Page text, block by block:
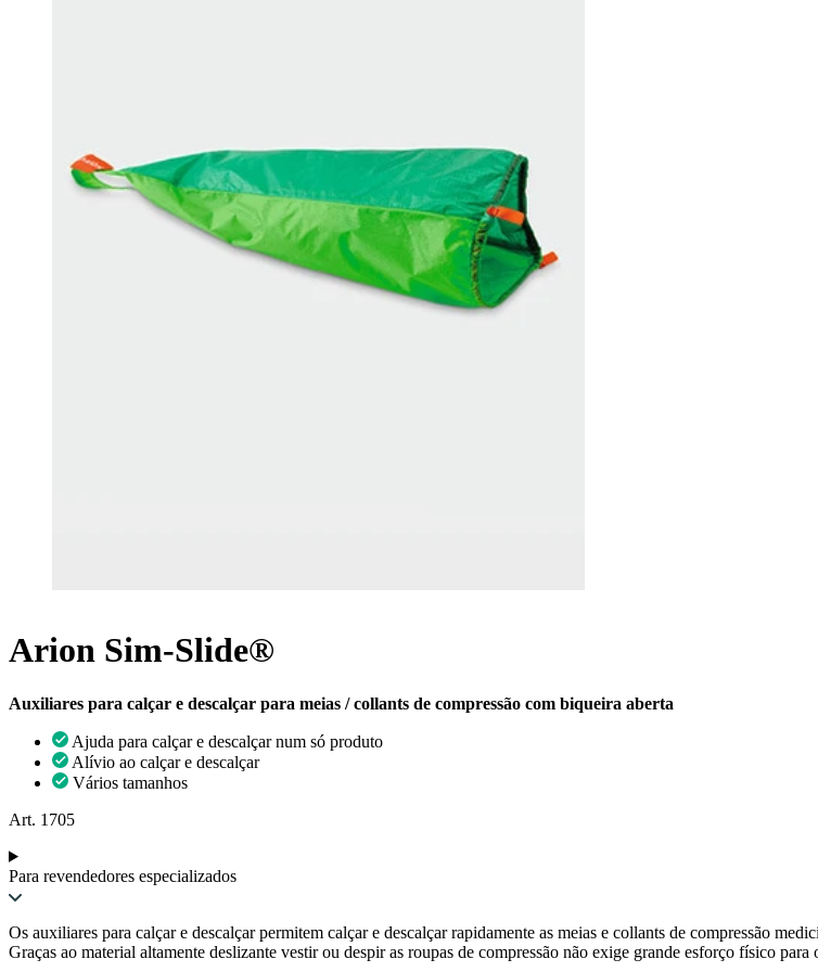
Arion Sim-Slide®
Auxiliares para calçar e descalçar para meias / collants de compressão com biqueira aberta
Ajuda para calçar e descalçar num só produto
Alívio ao calçar e descalçar
Vários tamanhos
Art. 1705
Para revendedores especializados
Os auxiliares para calçar e descalçar permitem calçar e descalçar rapidamente as meias e collants de compressão
Graças ao material altamente deslizante vestir ou despir as roupas de compressão não exige grande esforço físico para